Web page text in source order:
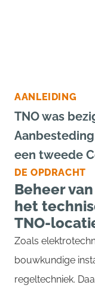
AANLEIDING
TNO was
een tweede
DE OPDRACHT
Beheer
het
TNO-
Zoals
bouwkundige
regeltechniek.